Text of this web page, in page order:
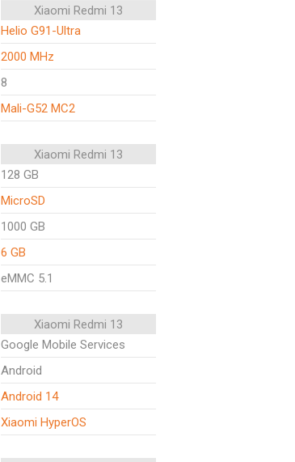
Xiaomi Redmi 13
Helio G91-Ultra
2000 MHz
8
Mali-G52 MC2
Xiaomi Redmi 13
128 GB
MicroSD
1000 GB
6 GB
eMMC 5.1
Xiaomi Redmi 13
Google Mobile Services
Android
Android 14
Xiaomi HyperOS